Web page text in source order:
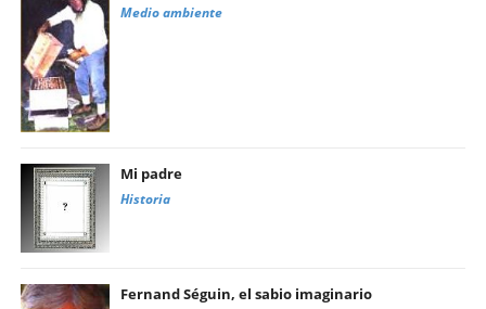
Medio ambiente
Mi padre
Historia
Fernand Séguin, el sabio imaginario